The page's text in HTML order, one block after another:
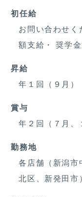
初任給
お問い合わせ
額支給・ 奨学
昇給
年１回（９月）
賞与
年２回（７月、
勤務地
各店舗（新潟市
北区、新発田市